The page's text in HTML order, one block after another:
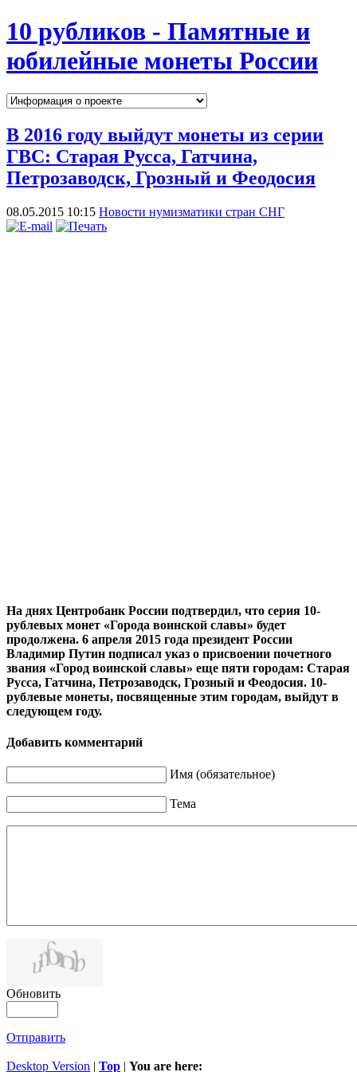
10 рубликов - Памятные и
юбилейные монеты России
В 2016 году выйдут монеты из серии
ГВС: Старая Русса, Гатчина,
Петрозаводск, Грозный и Феодосия
08.05.2015 10:15 Новости нумизматики стран СНГ
На днях Центробанк России подтвердил, что серия 10-
рублевых монет «Города воинской славы» будет
продолжена. 6 апреля 2015 года президент России
Владимир Путин подписал указ о присвоении почетного
звания «Город воинской славы» еще пяти городам: Старая
Русса, Гатчина, Петрозаводск, Грозный и Феодосия. 10-
рублевые монеты, посвященные этим городам, выйдут в
следующем году.
Добавить комментарий
Имя (обязательное)
Тема
Обновить
Отправить
Desktop Version | Top | You are here: